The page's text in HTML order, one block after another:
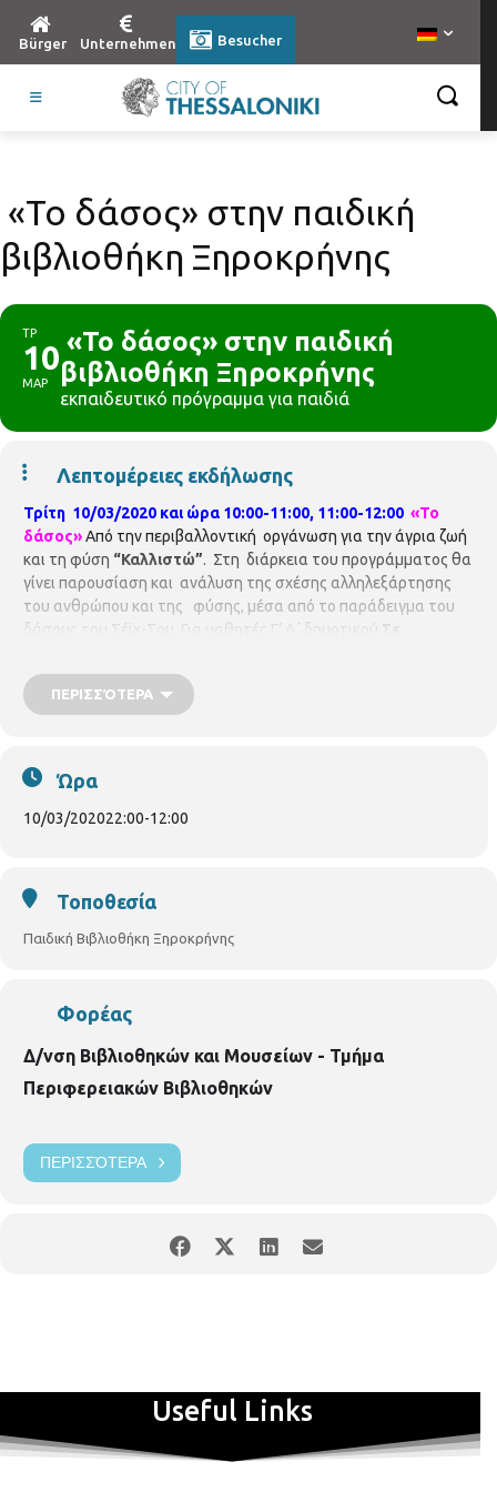
Bürger Unternehmen Besucher
«Το δάσος» στην παιδική
βιβλιοθήκη Ξηροκρήνης
ΤΡ
10
ΜΑΡ
«Το δάσος» στην παιδική
βιβλιοθήκη Ξηροκρήνης
εκπαιδευτικό πρόγραμμα για παιδιά
Λεπτομέρειες εκδήλωσης
Τρίτη 10/03/2020 και ώρα 10:00-11:00, 11:00-12:00 «Το
δάσος»Από την περιβαλλοντική οργάνωση για την άγρια ζωή
και τη φύση “Καλλιστώ”. Στη διάρκεια του προγράμματος θα
γίνει παρουσίαση και ανάλυση της σχέσης αλληλεξάρτησης
του ανθρώπου και της φύσης, μέσα από το παράδειγμα του
δάσους του Σέϊχ-Σου. Για μαθητές Γ’,Δ΄ δημοτικού Σε
δωρεάν, αλλά απαιτείται προεγγραφή.
περιορισμένες και θα τηρηθεί απόλυτη σειρά
ΞΗΡΟΚΡΗΝΗΣ
p.vivlio.xirokrinis@thessaloniki.gr
ΠΕΡΙΣΣΌΤΕΡΑ
Ώρα
10/03/202022:00-12:00
Τοποθεσία
Παιδική Βιβλιοθήκη Ξηροκρήνης
Φορέας
Δ/νση Βιβλιοθηκών και Μουσείων - Τμήμα
Περιφερειακών Βιβλιοθηκών
ΠΕΡΙΣΣΌΤΕΡΑ
Useful Links